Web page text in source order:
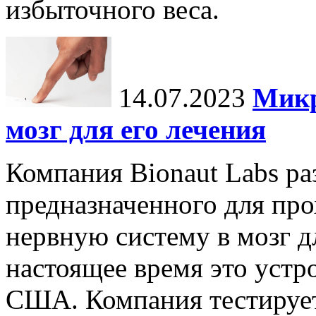
избыточного веса.
14.07.2023
мозг для его лечения
Компания Bionaut Labs
предназначенного для
нервную систему в мозг
настоящее время это
США. Компания